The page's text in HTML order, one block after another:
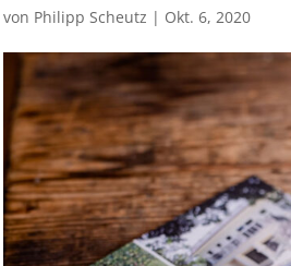
von Philipp Scheutz | Okt. 6, 2020